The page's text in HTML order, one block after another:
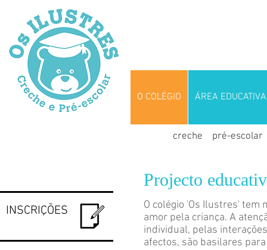
O COLÉGIO ÁREA EDUCATIVA
creche pré-escolar
O colégio 'Os Ilustres' tem
amor pela criança. A
individual, pelas
afectos, são basilares
Projecto
INSCRIÇÕES